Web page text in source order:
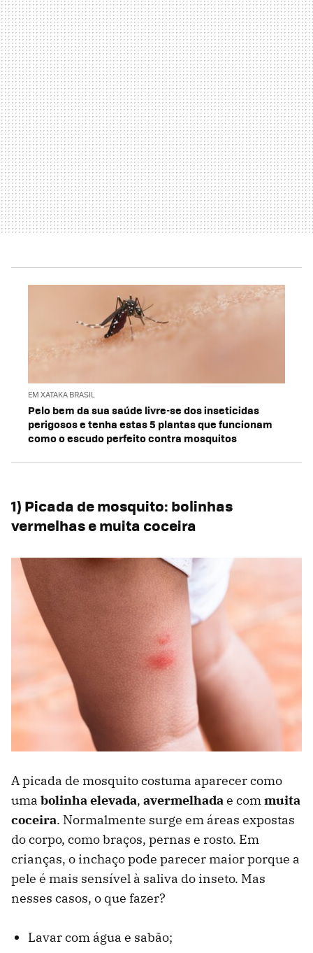
EM XATAKA BRASIL
Pelo bem da sua saúde livre-se dos inseticidas
perigosos e tenha estas 5 plantas que funcionam
como o escudo perfeito contra mosquitos
1) Picada de mosquito: bolinhas
vermelhas e muita coceira
A picada de mosquito costuma aparecer como
uma bolinha elevada, avermelhadae commuita
coceira. Normalmente surge em áreas expostas
do corpo, como braços, pernas e rosto. Em
crianças, o inchaço pode parecer maior porque a
pele é mais sensível à saliva do inseto. Mas
nesses casos, o que fazer?
Lavar com água e sabão;